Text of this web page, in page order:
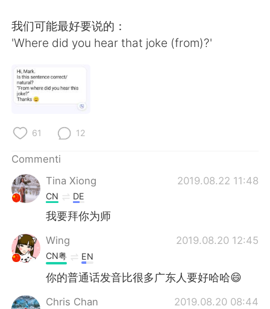
Deutsch 日本語
ไทย
我们可能最好要说的：
'Where did you hear that joke (from)?'
61 12
Commenti
Tina Xiong
2019.08.22 11:48
CN DE
我要拜你为师
Wing 2019.08.20 12:45
CN粤 EN
你的普通话发音比很多广东人要好哈哈😄
Chris Chan 2019.08.20 08:44